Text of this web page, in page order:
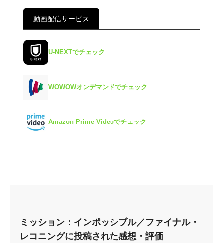
動画配信サービス
U-NEXTでチェック
WOWOWオンデマンドでチェック
Amazon Prime Videoでチェック
ミッション：インポッシブル／ファイナル・
レコニングに投稿された感想・評価